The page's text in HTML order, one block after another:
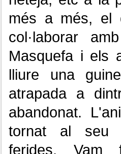
més a més, el
col·laborar
Masquefa i els
lliure una
atrapada a
abandonat.
tornat al seu
ferides. Vam